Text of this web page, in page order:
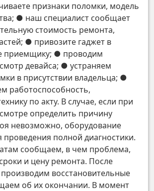
признаки поломки, модель
● наш специалист сообщает
стоимость ремонта,
● привозите гаджет в
приемщику; ● проводим
девайса; ● устраняем
в присутствии владельца; ●
работоспособность,
по акту. В случае, если при
определить причину
невозможно, оборудование
проведения полной диагностики.
сообщаем, в чем проблема,
и цену ремонта. После
производим восстановительные
об их окончании. В момент